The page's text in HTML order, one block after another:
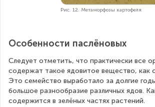
Рис. 12. Метаморфозы картофеля
Особенности паслёновых
Следует отметить, что практически все
содержат такое ядовитое вещество, как
Это семейство выработало за долгие
большое разнообразие различных ядов.
содержится в зелёных частях растений.